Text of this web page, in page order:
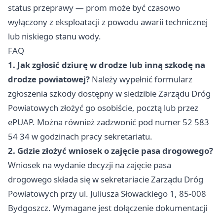
status przeprawy — prom może być czasowo
wyłączony z eksploatacji z powodu awarii technicznej
lub niskiego stanu wody.
FAQ
1. Jak zgłosić dziurę w drodze lub inną szkodę na
drodze powiatowej? Należy wypełnić formularz
zgłoszenia szkody dostępny w siedzibie Zarządu Dróg
Powiatowych złożyć go osobiście, pocztą lub przez
ePUAP. Można również zadzwonić pod numer 52 583
54 34 w godzinach pracy sekretariatu.
2. Gdzie złożyć wniosek o zajęcie pasa drogowego?
Wniosek na wydanie decyzji na zajęcie pasa
drogowego składa się w sekretariacie Zarządu Dróg
Powiatowych przy ul. Juliusza Słowackiego 1, 85-008
Bydgoszcz. Wymagane jest dołączenie dokumentacji